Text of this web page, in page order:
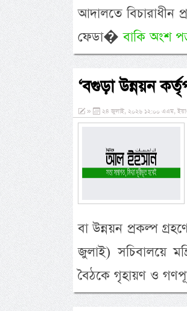
আদালতে বিচারাধীন
ফেডা�বাকি অংশ
‘বগুড়া উন্নয়ন
» ২৪ জুলাই, ২০২৬ ১২:০০ এএম,
বা উন্নয়ন প্রকল্প
জুলাই) সচিবালয়ে
বৈঠকে গৃহায়ণ ও